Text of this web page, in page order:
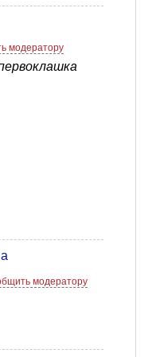
модератору
модератору